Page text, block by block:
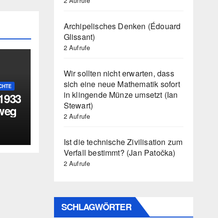
Archipelisches Denken (Édouard
Glissant)
2 Aufrufe
Wir sollten nicht erwarten, dass
sich eine neue Mathematik sofort
in klingende Münze umsetzt (Ian
Stewart)
2 Aufrufe
Ist die technische Zivilisation zum
Verfall bestimmt? (Jan Patočka)
2 Aufrufe
SCHLAGWÖRTER